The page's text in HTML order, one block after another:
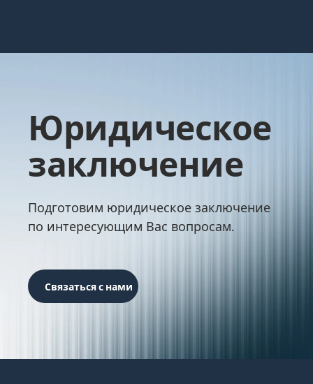
Юридическое
заключение
Подготовим юридическое заключение
по интересующим Вас вопросам.
Связаться с нами